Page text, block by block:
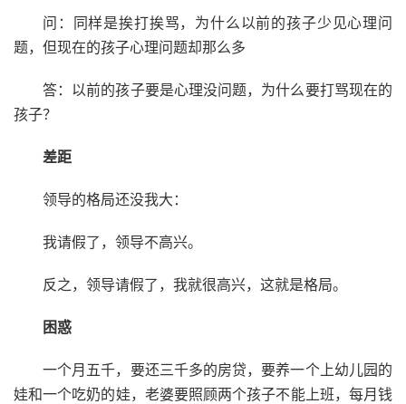
问：同样是挨打挨骂，为什么以前的孩子少见心理问
题，但现在的孩子心理问题却那么多
答：以前的孩子要是心理没问题，为什么要打骂现在的
孩子？
差距
领导的格局还没我大：
我请假了，领导不高兴。
反之，领导请假了，我就很高兴，这就是格局。
困惑
一个月五千，要还三千多的房贷，要养一个上幼儿园的
娃和一个吃奶的娃，老婆要照顾两个孩子不能上班，每月钱